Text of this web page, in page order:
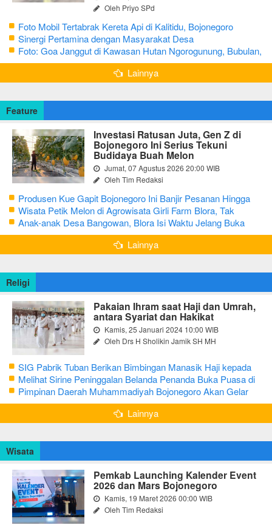
Oleh Priyo SPd
Foto Mobil Tertabrak Kereta Api di Kalitidu, Bojonegoro
Sinergi Pertamina dengan Masyarakat Desa
Foto: Goa Janggut di Kawasan Hutan Ngorogunung, Bubulan,
Bojonegoro
Lainnya
Feature
Investasi Ratusan Juta, Gen Z di
Bojonegoro Ini Serius Tekuni
Budidaya Buah Melon
Jumat, 07 Agustus 2026 20:00 WIB
Oleh Tim Redaksi
Produsen Kue Gapit Bojonegoro Ini Banjir Pesanan Hingga
Puluhan Juta di Bulan Ramadan
Wisata Petik Melon di Agrowisata Girli Farm Blora, Tak
Sampai 5 Hari Sudah Ludes Terjual
Anak-anak Desa Bangowan, Blora Isi Waktu Jelang Buka
Puasa dengan Latihan Gamelan
Lainnya
Religi
Pakaian Ihram saat Haji dan Umrah,
antara Syariat dan Hakikat
Kamis, 25 Januari 2024 10:00 WIB
Oleh Drs H Sholikin Jamik SH MH
SIG Pabrik Tuban Berikan Bimbingan Manasik Haji kepada
CJH Kabupaten Tuban
Melihat Sirine Peninggalan Belanda Penanda Buka Puasa di
Pendopo Bupati Blora
Pimpinan Daerah Muhammadiyah Bojonegoro Akan Gelar
Salat Iduladha 9 Juli 2022
Lainnya
Wisata
Pemkab Launching Kalender Event
2026 dan Mars Bojonegoro
Kamis, 19 Maret 2026 00:00 WIB
Oleh Tim Redaksi